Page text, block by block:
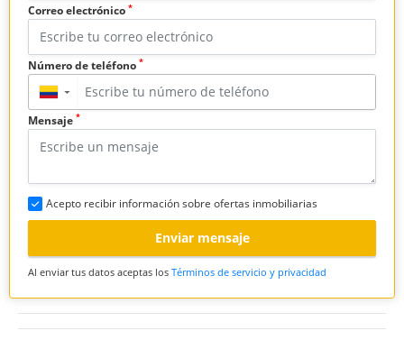
Correo electrónico *
Número de teléfono *
▼
Mensaje *
Acepto recibir información sobre ofertas inmobiliarias
Enviar mensaje
Al enviar tus datos aceptas los Términos de servicio y privacidad